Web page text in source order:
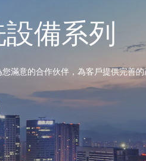
備系列
滿意的合作伙伴，為客戶提供完善的